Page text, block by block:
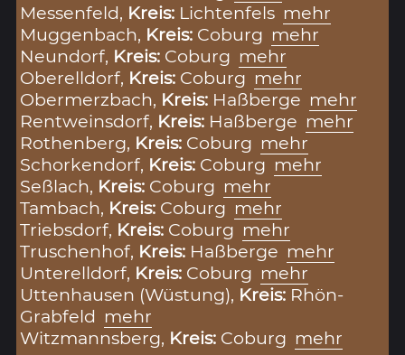
Messenfeld, Kreis: Lichtenfels mehr
Muggenbach, Kreis: Coburg mehr
Neundorf, Kreis: Coburg mehr
Oberelldorf, Kreis: Coburg mehr
Obermerzbach, Kreis: Haßberge mehr
Rentweinsdorf, Kreis: Haßberge mehr
Rothenberg, Kreis: Coburg mehr
Schorkendorf, Kreis: Coburg mehr
Seßlach, Kreis: Coburg mehr
Tambach, Kreis: Coburg mehr
Triebsdorf, Kreis: Coburg mehr
Truschenhof, Kreis: Haßberge mehr
Unterelldorf, Kreis: Coburg mehr
Uttenhausen (Wüstung), Kreis: Rhön-
Grabfeld mehr
Witzmannsberg, Kreis: Coburg mehr